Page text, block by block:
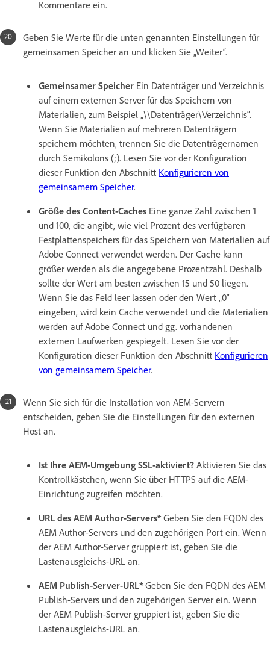
Kommentare ein.
Geben Sie Werte für die unten genannten Einstellungen für
gemeinsamen Speicher an und klicken Sie „Weiter“.
Gemeinsamer Speicher Ein Datenträger und Verzeichnis
auf einem externen Server für das Speichern von
Materialien, zum Beispiel „\\Datenträger\Verzeichnis“.
Wenn Sie Materialien auf mehreren Datenträgern
speichern möchten, trennen Sie die Datenträgernamen
durch Semikolons (;). Lesen Sie vor der Konfiguration
dieser Funktion den Abschnitt Konfigurieren von
gemeinsamem Speicher.
Größe des Content-Caches Eine ganze Zahl zwischen 1
und 100, die angibt, wie viel Prozent des verfügbaren
Festplattenspeichers für das Speichern von Materialien auf
Adobe Connect verwendet werden. Der Cache kann
größer werden als die angegebene Prozentzahl. Deshalb
sollte der Wert am besten zwischen 15 und 50 liegen.
Wenn Sie das Feld leer lassen oder den Wert „0“
eingeben, wird kein Cache verwendet und die Materialien
werden auf Adobe Connect und gg. vorhandenen
externen Laufwerken gespiegelt. Lesen Sie vor der
Konfiguration dieser Funktion den Abschnitt Konfigurieren
von gemeinsamem Speicher.
Wenn Sie sich für die Installation von AEM-Servern
entscheiden, geben Sie die Einstellungen für den externen
Host an.
Ist Ihre AEM-Umgebung SSL-aktiviert? Aktivieren Sie das
Kontrollkästchen, wenn Sie über HTTPS auf die AEM-
Einrichtung zugreifen möchten.
URL des AEM Author-Servers* Geben Sie den FQDN des
AEM Author-Servers und den zugehörigen Port ein. Wenn
der AEM Author-Server gruppiert ist, geben Sie die
Lastenausgleichs-URL an.
AEM Publish-Server-URL* Geben Sie den FQDN des AEM
Publish-Servers und den zugehörigen Server ein. Wenn
der AEM Publish-Server gruppiert ist, geben Sie die
Lastenausgleichs-URL an.